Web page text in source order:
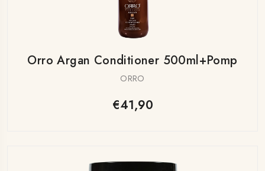
Orro Argan Conditioner 500ml+pomp
ORRO
€41,90